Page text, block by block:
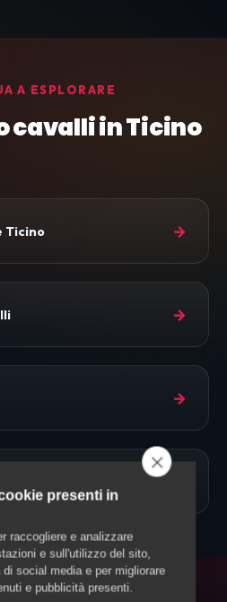
A ESPLORARE
cavalli in Ticino
Ticino →
→
→
presenti in
raccogliere e analizzare
e sull'utilizzo del sito,
social media e per migliorare
e pubblicità presenti.